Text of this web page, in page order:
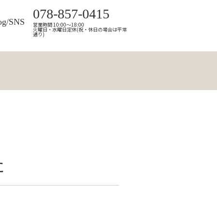
SNS
078-857-0415
営業時間 10:00～18:00
火曜日・水曜日定休(祝・休日の場合は平常
通り)